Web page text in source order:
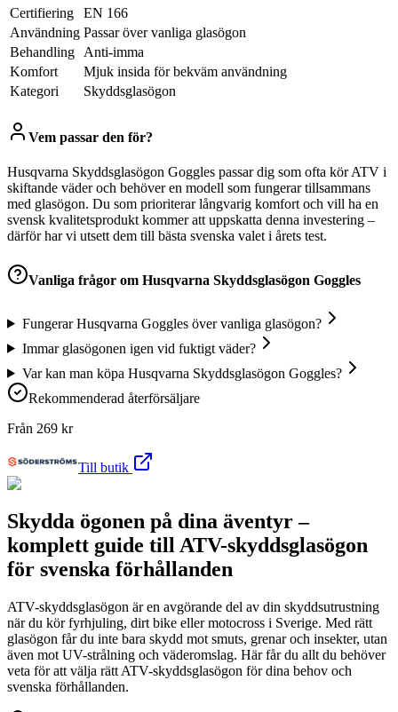
Certifiering
EN 166
Användning Passar över vanliga glasögon
Behandling
Anti-imma
Komfort
Mjuk insida för bekväm användning
Kategori
Skyddsglasögon
Vem passar den för?
Husqvarna Skyddsglasögon Goggles passar dig som ofta kör ATV i
skiftande väder och behöver en modell som fungerar tillsammans
med glasögon. Du som prioriterar långvarig komfort och vill ha en
svensk kvalitetsprodukt kommer att uppskatta denna investering –
därför har vi utsett dem till bästa svenska valet i årets test.
Vanliga frågor om Husqvarna Skyddsglasögon Goggles
Fungerar Husqvarna Goggles över vanliga glasögon?
Immar glasögonen igen vid fuktigt väder?
Var kan man köpa Husqvarna Skyddsglasögon Goggles?
Rekommenderad återförsäljare
Från 269 kr
Till butik
Skydda ögonen på dina äventyr –
komplett guide till ATV-skyddsglasögon
för svenska förhållanden
ATV-skyddsglasögon är en avgörande del av din skyddsutrustning
när du kör fyrhjuling, dirt bike eller motocross i Sverige. Med rätt
glasögon får du inte bara skydd mot smuts, grenar och insekter, utan
även mot UV-strålning och väderomslag. Här får du allt du behöver
veta för att välja rätt ATV-skyddsglasögon för dina behov och
svenska förhållanden.